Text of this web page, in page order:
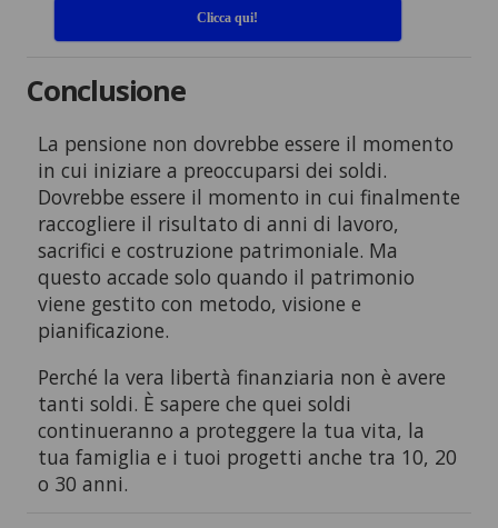
Clicca qui!
Conclusione
La pensione non dovrebbe essere il momento
in cui iniziare a preoccuparsi dei soldi.
Dovrebbe essere il momento in cui finalmente
raccogliere il risultato di anni di lavoro,
sacrifici e costruzione patrimoniale. Ma
questo accade solo quando il patrimonio
viene gestito con metodo, visione e
pianificazione.
Perché la vera libertà finanziaria non è avere
tanti soldi. È sapere che quei soldi
continueranno a proteggere la tua vita, la
tua famiglia e i tuoi progetti anche tra 10, 20
o 30 anni.